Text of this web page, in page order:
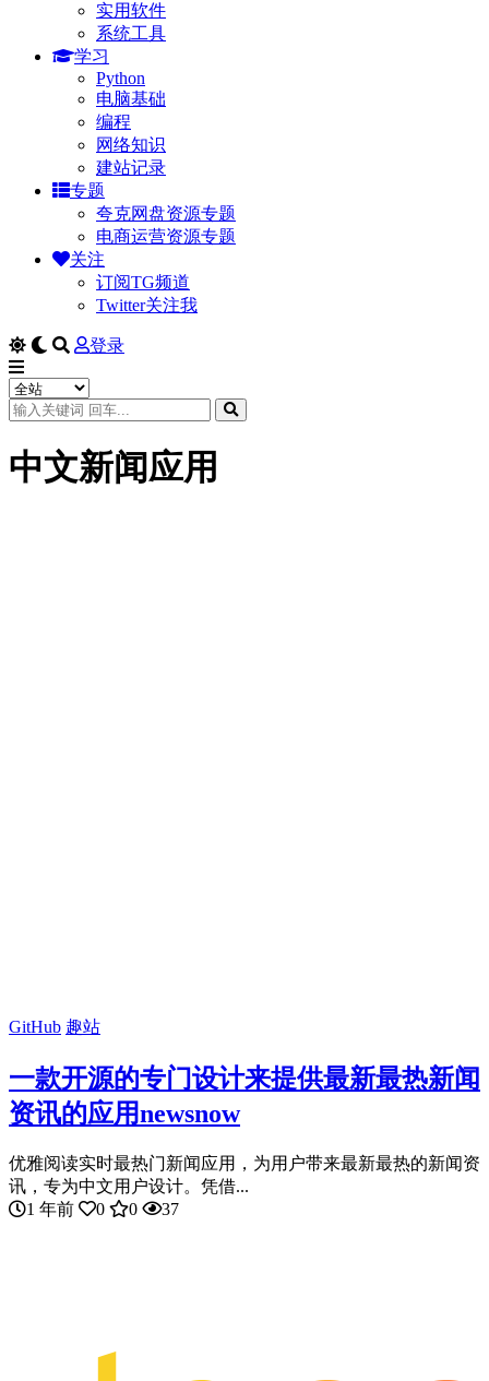
实用软件
系统工具
学习
Python
电脑基础
编程
网络知识
建站记录
专题
夸克网盘资源专题
电商运营资源专题
关注
订阅TG频道
Twitter关注我
登录
中文新闻应用
GitHub 趣站
一款开源的专门设计来提供最新最热新闻
资讯的应用newsnow
优雅阅读实时最热门新闻应用，为用户带来最新最热的新闻资
讯，专为中文用户设计。凭借...
1 年前
0 0 37